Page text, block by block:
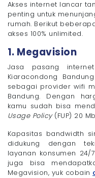
Akses internet lancar
penting untuk
rumah. Berikut
akses 100% unlimited.
1. Megavision
Jasa pasang
Kiaracondong
sebagai provider wifi
Bandung. Dengan
kamu sudah bisa
Usage Policy(FUP) 20
Kapasitas bandwidth
didukung dengan
layanan konsumen 24/
juga bisa
Megavision, yuk cobain